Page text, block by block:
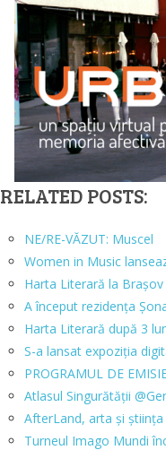
RELATED POSTS:
NE/RE-VĂZUT: Muscel
Women in Music
Harta Literară la
A început rezidența
Harta Literară după 3
S-a lansat expoziția
PROGRAMUL DE
Atlasul Singurătății
AfterLand, arta și
Turneul Imago Mundi